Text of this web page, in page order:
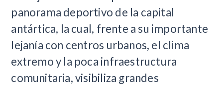
panorama deportivo de la capital
antártica, la cual, frente a su importante
lejanía con centros urbanos, el clima
extremo y la poca infraestructura
comunitaria, visibiliza grandes